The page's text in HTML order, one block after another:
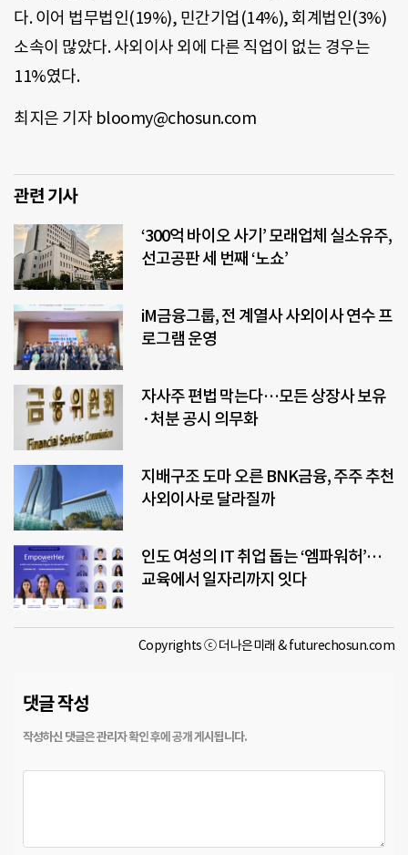
다. 이어 법무법인(19%), 민간기업(14%), 회계법인(3%)
소속이 많았다. 사외이사 외에 다른 직업이 없는 경우는
11%였다.
최지은 기자 bloomy@chosun.com
관련 기사
‘300억 바이오 사기’ 모래업체 실소유주,
선고공판 세 번째 ‘노쇼’
iM금융그룹, 전 계열사 사외이사 연수 프
로그램 운영
자사주 편법 막는다…모든 상장사 보유
·처분 공시 의무화
지배구조 도마 오른 BNK금융, 주주 추천
사외이사로 달라질까
인도 여성의 IT 취업 돕는 ‘엠파워허’…
교육에서 일자리까지 잇다
Copyrights ⓒ 더나은미래 & futurechosun.com
댓글 작성